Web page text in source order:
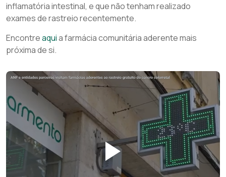
inflamatória intestinal, e que não tenham realizado
exames de rastreio recentemente.
Encontreaquia farmácia comunitária aderente mais
próxima de si.